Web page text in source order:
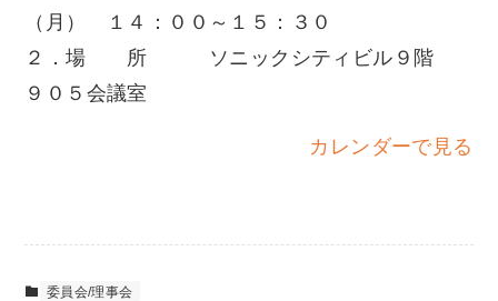
会
全
体
（月） １４：００～１５：３０
２．場 所 ソニックシティビル９階
９０５会議室
カレンダーで見る
委員会/理事会